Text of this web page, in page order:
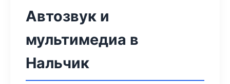
Автозвук и
мультимедиа в
Нальчик